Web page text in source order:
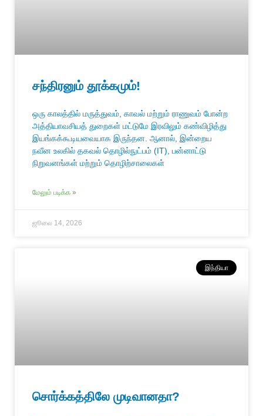
சந்திரனும் தூக்கமும்!
ஒரு காலத்தில் மருத்துவம், காவல் மற்றும் ராணுவம் போன்ற
அத்தியாவசியத் துறைகள் மட்டுமே இரவிலும் கண்விழித்து
இயங்கக்கூடியவையாக இருந்தன. ஆனால், இன்றைய
நவீன உலகில் தகவல் தொழில்நுட்பம் (IT), பன்னாட்டு
நிறுவனங்கள் மற்றும் தொழிற்சாலைகள்
மேலும் படிக்க »
ஜூலை 14, 2026
இந்தியா
சொர்க்கத்திலே முடிவானதா?